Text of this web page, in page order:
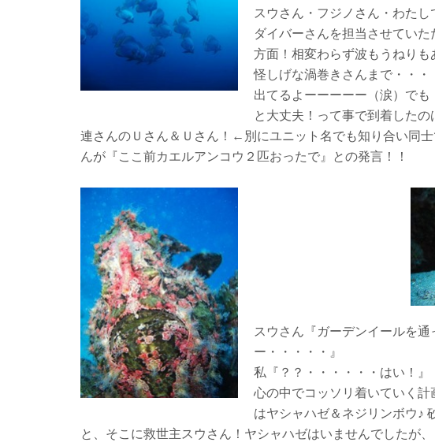
スウさん・フジノさん・わた
ダイバーさんを担当させてい
方面！相変わらず波もうねり
怪しげな渦巻きさんまで・・
出てるよーーーーー（涙）で
と大丈夫！って事で到着した
連さんのＵさん＆Ｕさん！←別にユニット名でも知り合い同
んが『ここ前カエルアンコウ２匹おったで』との発言！！
スウさん『ガーデンイールを
ー・・・・・』
私『？？・・・・・・はい！』
心の中でコッソリ着いていく
はヤシャハゼ＆ネジリンボウ♪
と、そこに救世主スウさん！ヤシャハゼはいませんでしたが